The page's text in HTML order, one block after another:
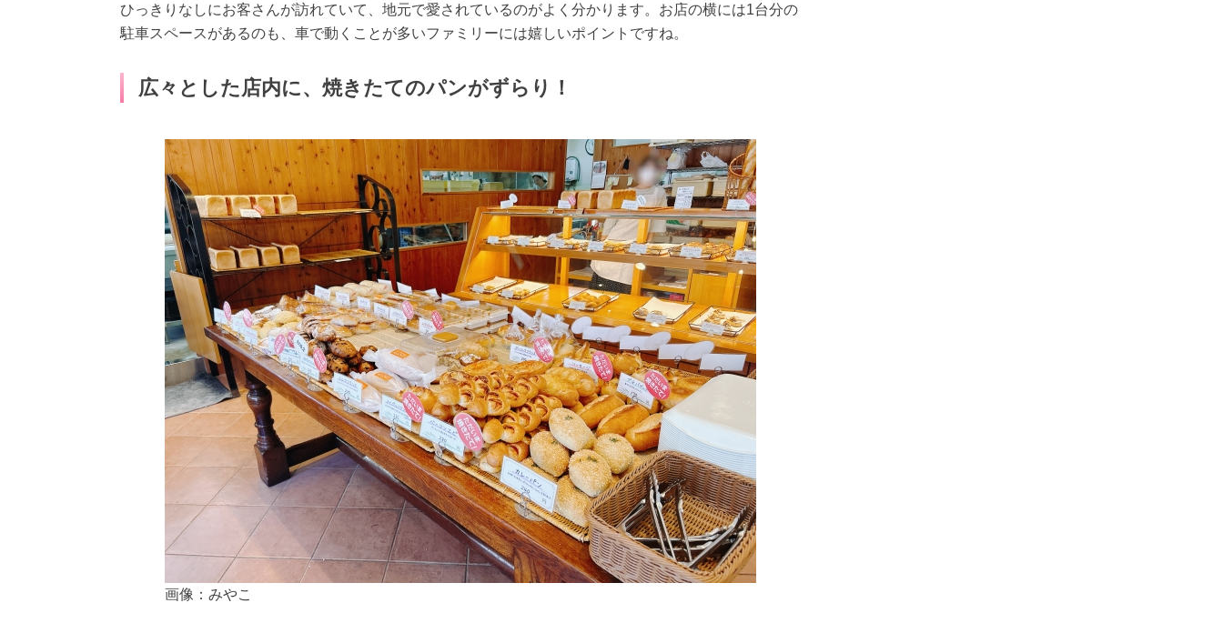
ひっきりなしにお客さんが訪れていて、地元で愛されているのがよく分かります。お店の横には1台分の
駐車スペースがあるのも、車で動くことが多いファミリーには嬉しいポイントですね。
広々とした店内に、焼きたてのパンがずらり！
画像：みやこ